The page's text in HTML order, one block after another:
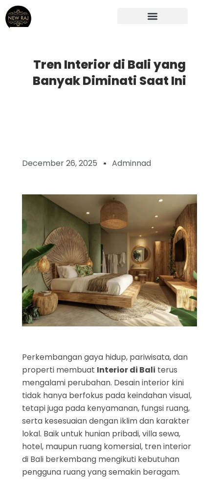
Skip
to
content
Tren Interior di Bali yang
Banyak Diminati Saat Ini
December 26, 2025 Adminnad
Perkembangan gaya hidup, pariwisata, dan
properti membuat Interior di Bali terus
mengalami perubahan. Desain interior kini
tidak hanya berfokus pada keindahan visual,
tetapi juga pada kenyamanan, fungsi ruang,
serta kesesuaian dengan iklim dan karakter
lokal. Baik untuk hunian pribadi, villa sewa,
hotel, maupun ruang komersial, tren interior
di Bali berkembang mengikuti kebutuhan
pengguna ruang yang semakin beragam.